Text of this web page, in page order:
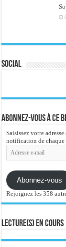
Social
Abonnez-vous à ce
Saisissez votre
notification de
Adresse
e-
Abonnez-vous
Rejoignez les 358
Lecture(s) en cours